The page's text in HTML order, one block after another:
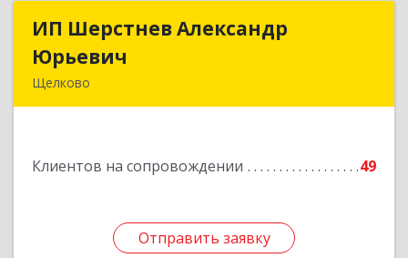
ИП Шерстнев Александр
Юрьевич
Щелково
Клиентов на сопровождении 49
Отправить заявку
ИП Шерстнев Александр
Подробнее
Отправить заявку